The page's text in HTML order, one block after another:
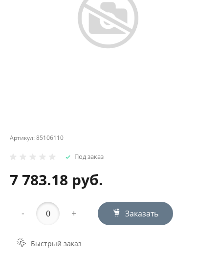
Артикул:85106110
Под заказ
7 783.18 руб.
- + Заказать
Быстрый заказ